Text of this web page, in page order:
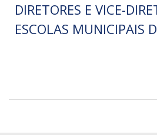
DIRETORES E VICE-
ESCOLAS MUNICIPAIS